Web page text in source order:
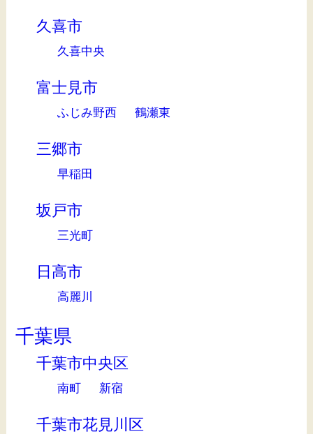
久喜市
久喜中央
富士見市
ふじみ野西 鶴瀬東
三郷市
早稲田
坂戸市
三光町
日高市
高麗川
千葉県
千葉市中央区
南町 新宿
千葉市花見川区